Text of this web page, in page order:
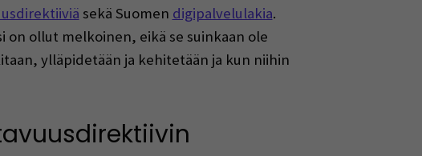
sekä Suomen digipalvelulakia.
on ollut melkoinen, eikä se suinkaan ole
ylläpidetään ja kehitetään ja kun niihin